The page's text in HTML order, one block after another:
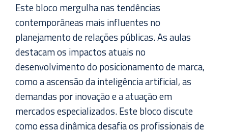
Este bloco mergulha nas tendências
contemporâneas mais influentes no
planejamento de relações públicas. As aulas
destacam os impactos atuais no
desenvolvimento do posicionamento de marca,
como a ascensão da inteligência artificial, as
demandas por inovação e a atuação em
mercados especializados. Este bloco discute
como essa dinâmica desafia os profissionais de